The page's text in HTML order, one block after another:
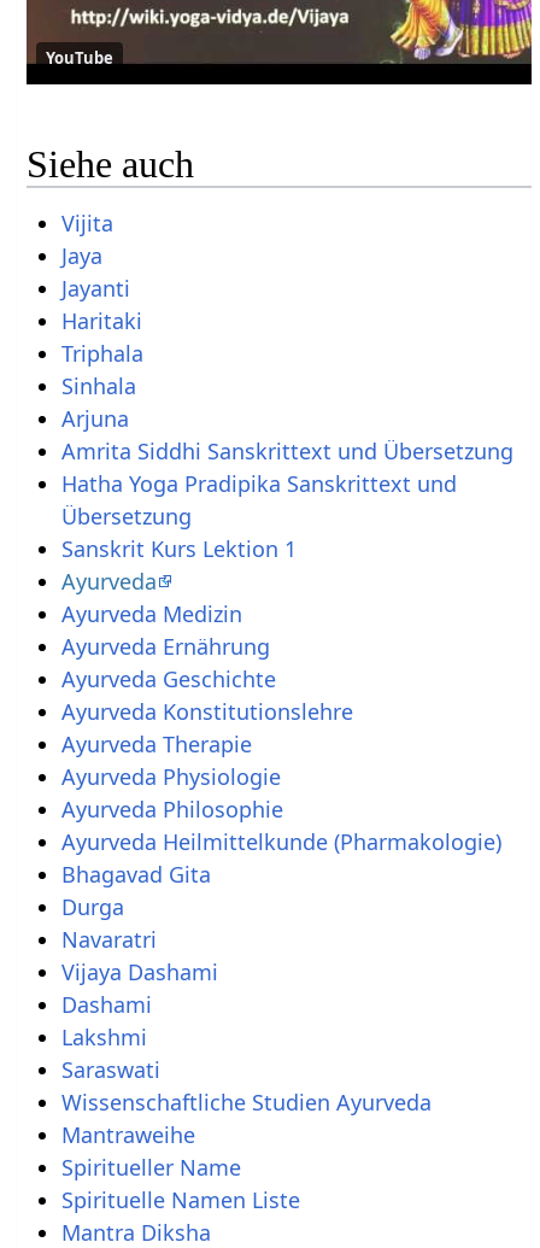
YouTube
Siehe auch
Vijita
Jaya
Jayanti
Haritaki
Triphala
Sinhala
Arjuna
Amrita Siddhi Sanskrittext und Übersetzung
Hatha Yoga Pradipika Sanskrittext und
Übersetzung
Sanskrit Kurs Lektion 1
Ayurveda
Ayurveda Medizin
Ayurveda Ernährung
Ayurveda Geschichte
Ayurveda Konstitutionslehre
Ayurveda Therapie
Ayurveda Physiologie
Ayurveda Philosophie
Ayurveda Heilmittelkunde (Pharmakologie)
Bhagavad Gita
Durga
Navaratri
Vijaya Dashami
Dashami
Lakshmi
Saraswati
Wissenschaftliche Studien Ayurveda
Mantraweihe
Spiritueller Name
Spirituelle Namen Liste
Mantra Diksha